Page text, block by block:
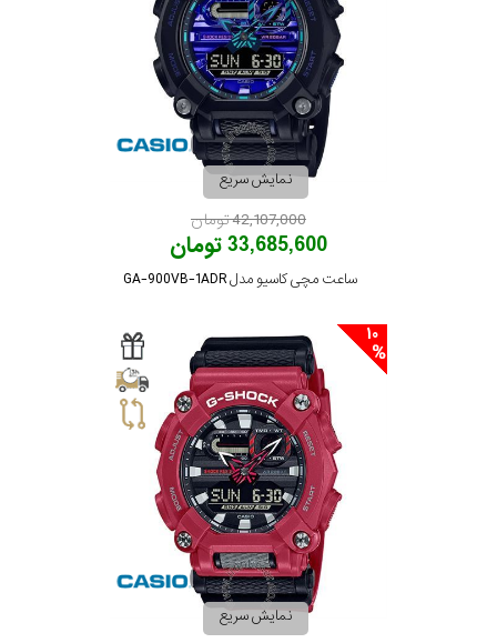
نمایش سریع
42,107,000 تومان
33,685,600 تومان
ساعت مچی کاسیو مدل GA-900VB-1ADR
نمایش سریع